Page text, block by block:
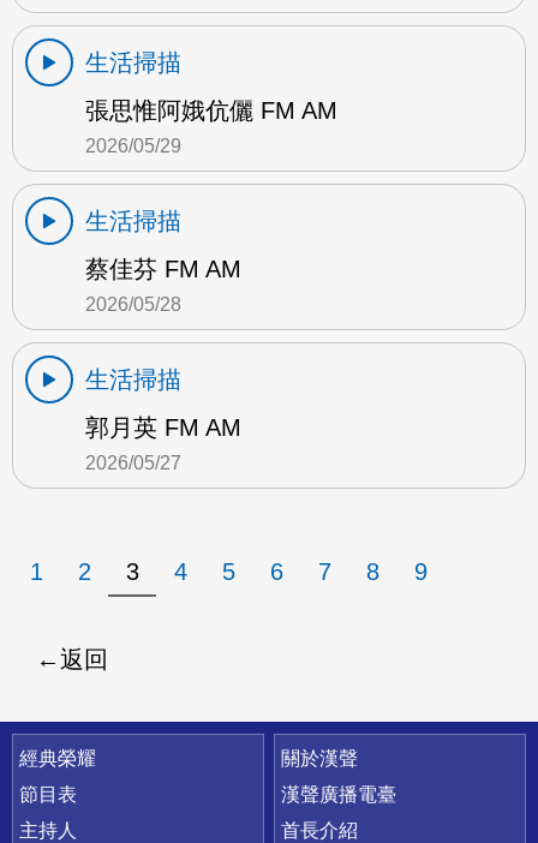
生活掃描
張思惟阿娥伉儷 FM AM
2026/05/29
生活掃描
蔡佳芬 FM AM
2026/05/28
生活掃描
郭月英 FM AM
2026/05/27
1 2 3 4 5 6 7 8 9
返回
快速連結
經典榮耀
節目表
主持人
關於漢聲
漢聲廣播電臺
首長介紹